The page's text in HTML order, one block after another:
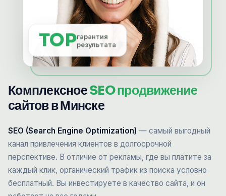
КомплексноеSEO продвижение
сайтов в Минске
SEO (Search Engine Optimization) — самый выгодный
канал привлечения клиентов в долгосрочной
перспективе. В отличие от рекламы, где вы платите за
каждый клик, органический трафик из поиска условно
бесплатный. Вы инвестируете в качество сайта, и он
TOPгарантия
результата